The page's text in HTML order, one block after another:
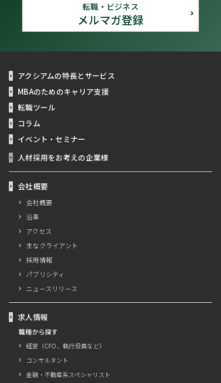
転職・ビジネス
メルマガ登録
アクシアムの特長とサービス
MBAのためのキャリア支援
転職ツール
コラム
イベント・セミナー
人材採用をお考えの企業様
会社概要
会社概要
沿革
アクセス
主なクライアント
採用情報
パブリシティ
ニュースリリース
求人情報
職種から探す
経営（CFO、執行役員など）
コンサルタント
金融・不動産系スペシャリスト